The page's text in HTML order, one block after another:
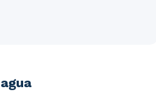
de hidrología UD2.